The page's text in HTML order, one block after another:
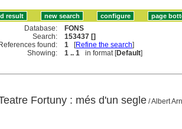
Database:
FONS
Search:
153437 []
found:
1 [Refine the search]
Showing:
1 .. 1 in format [Default]
Fortuny : més d'un segle/ Albert